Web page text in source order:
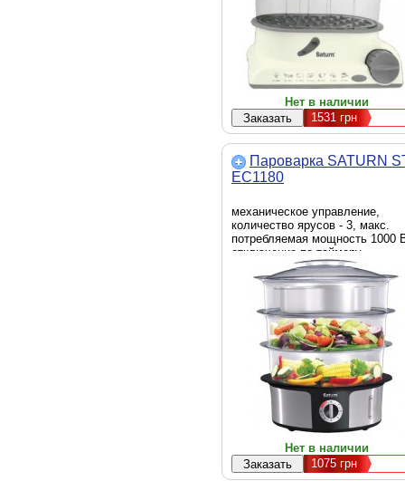
Нет в наличии
1531 грн
Пароварка SATURN
EC1180
механическое управление,
количество ярусов - 3, макс.
потребляемая мощность 1000
отключение по таймеру
Нет в наличии
1075 грн